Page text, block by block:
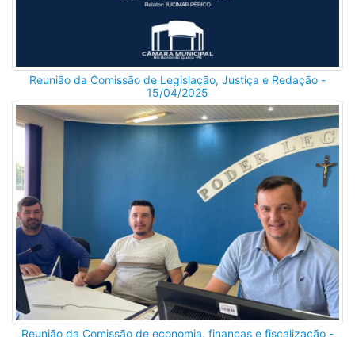
Reunião da Comissão de Legislação, Justiça e Redação -
15/04/2025
Reunião da Comissão de economia, finanças e fiscalização -